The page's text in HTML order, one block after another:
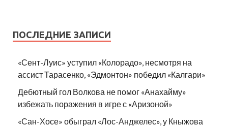
ПОСЛЕДНИЕ ЗАПИСИ
«Сент-Луис» уступил «Колорадо», несмотря на
ассист Тарасенко, «Эдмонтон» победил «Калгари»
Дебютный гол Волкова не помог «Анахайму»
избежать поражения в игре с «Аризоной»
«Сан-Хосе» обыграл «Лос-Анджелес», у Кныжова